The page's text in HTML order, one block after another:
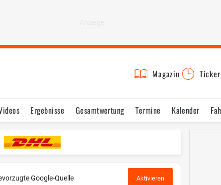
Magazin Ticker
Ergebnisse Gesamtwertung Termine Kalender
Google-Quelle Aktivieren